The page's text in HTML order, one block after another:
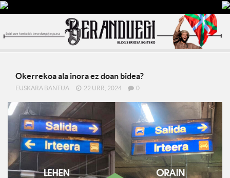
Okerrekoa ala inora ez doan bidea?
EUSKARA BANTUA 22 URR, 2024 0